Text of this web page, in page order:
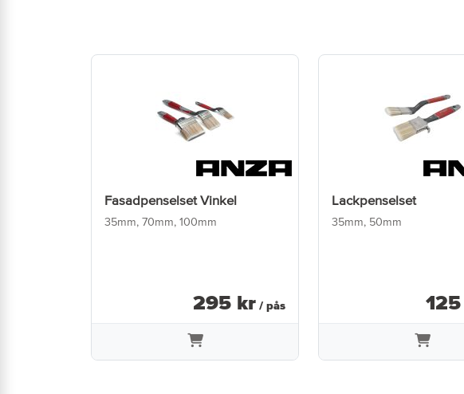
Fasadpenselset Vinkel
35mm, 70mm, 100mm
295 kr / pås
Lackpenselset
35mm, 50mm
125